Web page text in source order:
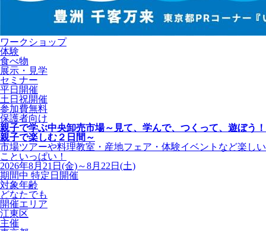
ワークショップ
体験
食べ物
展示・見学
セミナー
平日開催
土日祝開催
参加費無料
保護者向け
親子で学ぶ中央卸売市場～見て、学んで、つくって、遊ぼう！
親子で楽しむ２日間～
市場ツアーや料理教室・産地フェア・体験イベントなど楽しい
こといっぱい！
2026年8月21日(金)～8月22日(土)
期間中 特定日開催
対象年齢
どなたでも
開催エリア
江東区
主催